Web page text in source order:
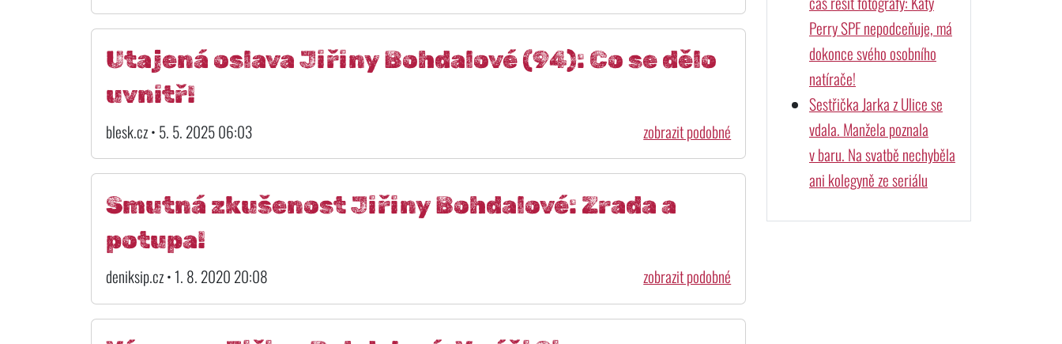
Utajená oslava Jiřiny Bohdalové (94): Co se dělo
uvnitř!
blesk.cz • 5. 5. 2025 06:03 zobrazit podobné
Smutná zkušenost Jiřiny Bohdalové: Zrada a
potupa!
deniksip.cz • 1. 8. 2020 20:08 zobrazit podobné
Perry SPF nepodceňuje, má
dokonce svého osobního
natírače!
Sestřička Jarka z Ulice se
vdala. Manžela poznala
v baru. Na svatbě nechyběla
ani kolegyně ze seriálu